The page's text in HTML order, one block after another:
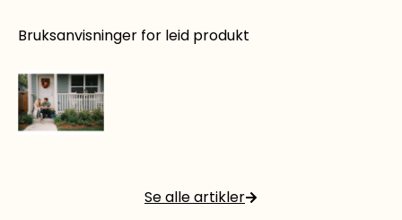
Les mer
Bruksanvisninger for leid produkt
Se alle artikler